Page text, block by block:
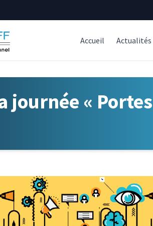
Accueil Actualités
journée « Portes